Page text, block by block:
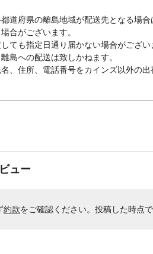
道府県の離島地域が配送先となる場
合がございます。
ても指定日通り届かない場合がござい
島への配送は致しかねます。
、住所、電話番号をカインズ以外の
ュー
約款をご確認ください。投稿した時点